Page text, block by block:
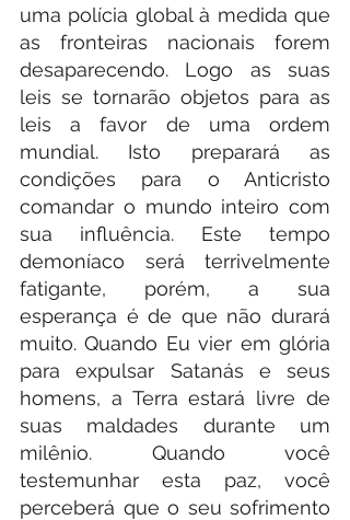
uma polícia global à medida que
as fronteiras nacionais forem
desaparecendo. Logo as suas
leis se tornarão objetos para as
leis a favor de uma ordem
mundial. Isto preparará as
condições para o Anticristo
comandar o mundo inteiro com
sua influência. Este tempo
demoníaco será terrivelmente
fatigante, porém, a sua
esperança é de que não durará
muito. Quando Eu vier em glória
para expulsar Satanás e seus
homens, a Terra estará livre de
suas maldades durante um
milênio. Quando você
testemunhar esta paz, você
perceberá que o seu sofrimento